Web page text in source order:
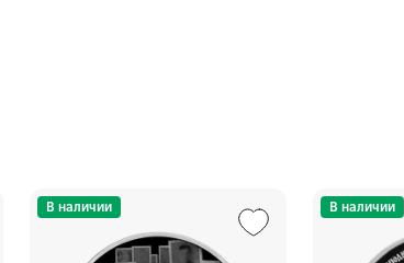
В наличии В наличии